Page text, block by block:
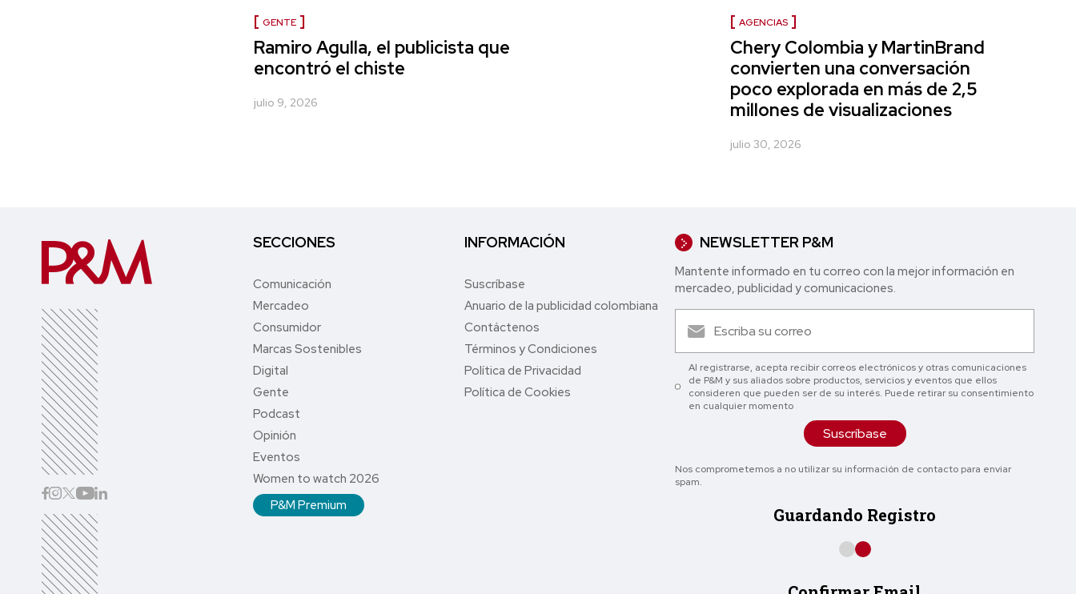
GENTE
Ramiro Agulla, el publicista que
encontró el chiste
julio 9, 2026
AGENCIAS
Chery Colombia y MartinBrand
convierten una conversación
poco explorada en más de 2,5
millones de visualizaciones
julio 30, 2026
SECCIONES
Comunicación
Mercadeo
Consumidor
Marcas Sostenibles
Digital
Gente
Podcast
Opinión
Eventos
Women to watch 2026
P&M Premium
INFORMACIÓN
Suscríbase
Anuario de la publicidad colombiana
Contáctenos
Términos y Condiciones
Política de Privacidad
Política de Cookies
NEWSLETTER P&M
Mantente informado en tu correo con la mejor in formación en
mercadeo, publicidad y comunicaciones.
Al registrarse, acepta recibir correos electrónicos y otras comunicaciones
de P&M y sus aliados sobre productos, servicios y eventos que ellos
consideren que pueden ser de su interés. Puede retirar su consentimiento
en cualquier momento
Suscríbase
Nos comprometemos a no utilizar su información de contacto para enviar
spam.
Guardando Registro